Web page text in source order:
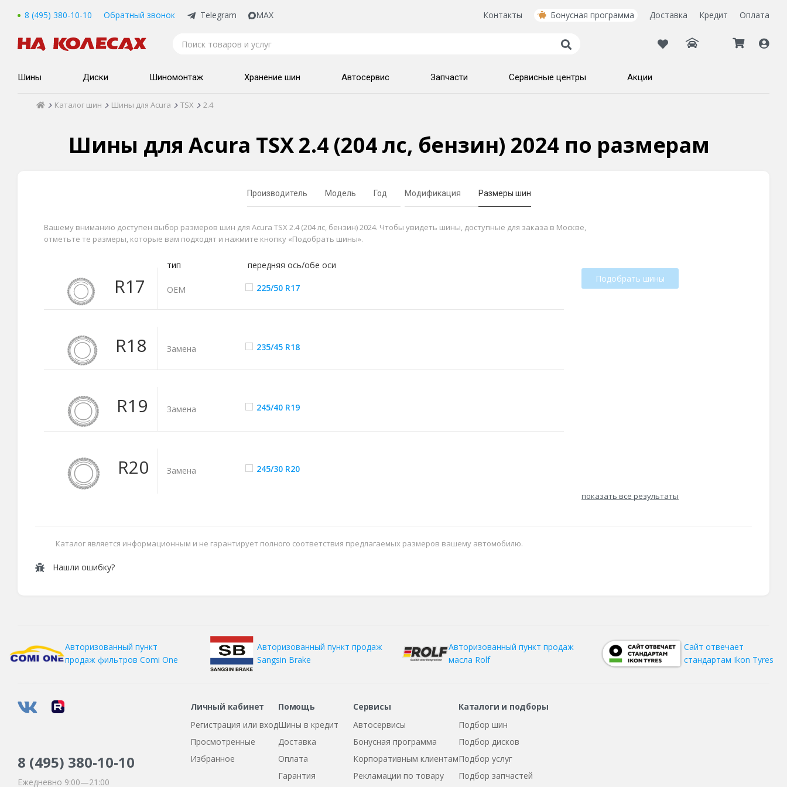
8 (495) 380-10-10 Обратный звонок Telegram MAX Контакты Бонусная программа Доставка Кредит Оплата
Шины Диски Шиномонтаж Хранение шин Автосервис Запчасти Сервисные центры Акции
Каталог шин Шины для Acura TSX 2.4
Шины для Acura TSX 2.4 (204 лс, бензин) 2024 по размерам
Производитель Модель Год Модификация Размеры шин
Вашему вниманию доступен выбор размеров шин для Acura TSX 2.4 (204 лс, бензин) 2024. Чтобы увидеть шины, доступные для заказа в Москве,
отметьте те размеры, которые вам подходят и нажмите кнопку «Подобрать шины».
R17
тип передняя ось/обе оси
ОЕМ 225/50 R17
R18 Замена 235/45 R18
R19 Замена 245/40 R19
R20 Замена 245/30 R20
Подобрать шины
показать все результаты
Каталог является информационным и не гарантирует полного соответствия предлагаемых размеров вашему автомобилю.
Нашли ошибку?
Авторизованный пункт
продаж фильтров Comi One
Авторизованный пункт продаж
Sangsin Brake
Авторизованный пункт продаж
масла Rolf
Сайт отвечает
стандартам Ikon Tyres
8 (495) 380-10-10
Ежедневно 9:00—21:00
Личный кабинет
Регистрация или вход
Просмотренные
Избранное
Помощь
Шины в кредит
Доставка
Оплата
Гарантия
Сервисы
Автосервисы
Бонусная программа
Корпоративным клиентам
Рекламации по товару
Каталоги и подборы
Подбор шин
Подбор дисков
Подбор услуг
Подбор запчастей